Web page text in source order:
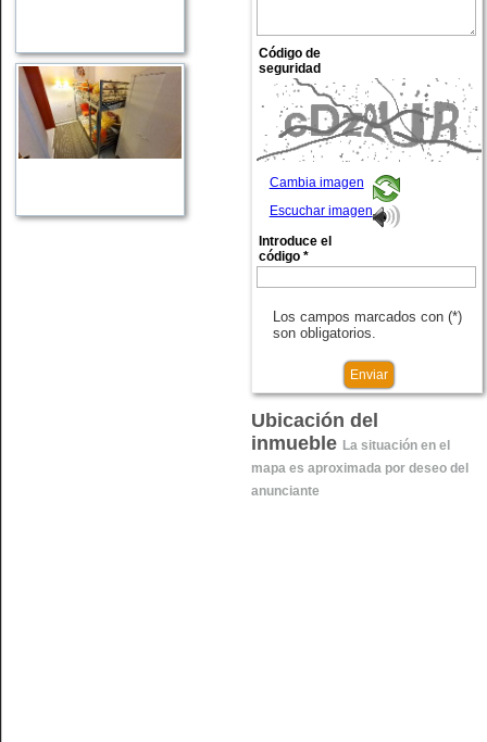
Código de
seguridad
Cambia imagen
Escuchar imagen
Introduce el
código *
Los campos marcados con (*)
son obligatorios.
Ubicación del
inmueble La situación en el
mapa es aproximada por deseo del
anunciante